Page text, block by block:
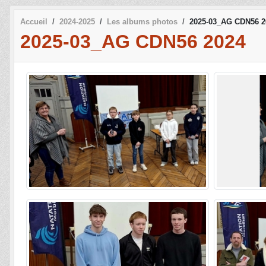
Accueil 2024-2025 Les albums photos 2025-03_AG CDN56
2025-03_AG CDN56 2024